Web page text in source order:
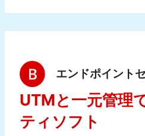
エンドポイント
UTMと一元管理
ティソフト